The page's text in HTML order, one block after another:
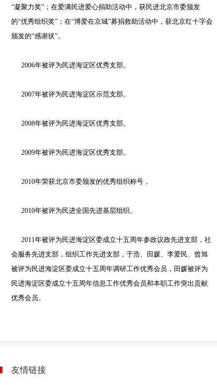
“凝聚力奖”；在爱满民进爱心捐助活动中，获民进北京市委颁发
的“优秀组织奖”；在“博爱在京城”募捐救助活动中，获北京红十字会
颁发的“感谢状”。
2006年被评为民进海淀区优秀支部。
2007年被评为民进海淀区示范支部。
2008年被评为民进海淀区优秀支部。
2009年被评为民进海淀区优秀支部。
2010年荣获北京市委颁发的优秀组织称号，
2010年被评为民进全国先进基层组织。
2011年被评为民进海淀区委成立十五周年参政议政先进支部，社
会服务先进支部，组织工作先进支部，于浩、田媛、李爱民、曾旭
被评为民进海淀区委成立十五周年调研工作优秀会员，田媛被评为
民进海淀区委成立十五周年信息工作优秀会员和本职工作突出贡献
优秀会员。
友情链接